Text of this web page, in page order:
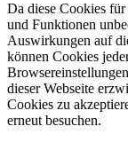
Da diese Cookies
und Funktionen
Auswirkungen auf
können Cookies
dieser Webseite
Cookies zu
erneut besuchen.